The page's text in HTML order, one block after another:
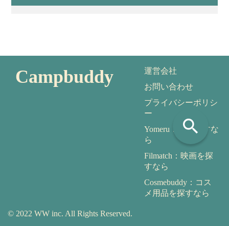
search
Campbuddy
運営会社
お問い合わせ
プライバシーポリシ
ー
Yomeru：本を探すな
ら
Filmatch：映画を探
すなら
Cosmebuddy：コス
メ用品を探すなら
© 2022 WW inc. All Rights Reserved.